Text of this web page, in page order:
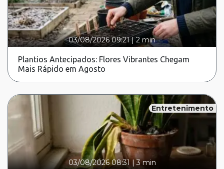
03/08/2026 09:21|2 min
Plantios Antecipados: Flores Vibrantes Chegam
Mais Rápido em Agosto
Entretenimento
03/08/2026 08:31 |3 min